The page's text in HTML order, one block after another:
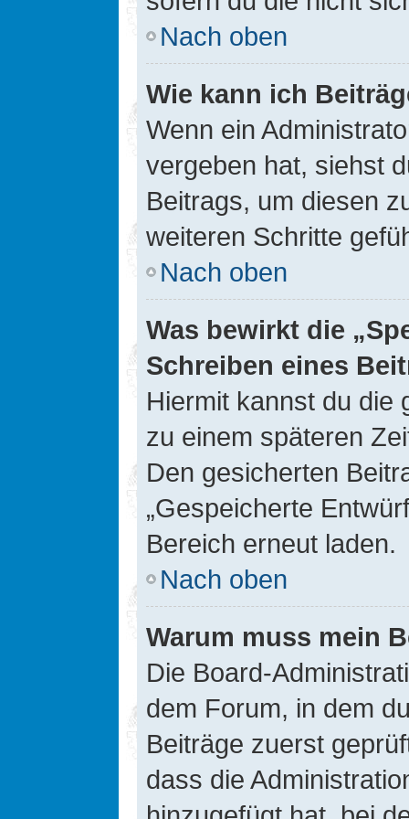
Nach oben
Wie kann ich
Wenn ein
vergeben hat, siehst
Beitrags, um diesen
weiteren Schritte
Nach oben
Was bewirkt die
Schreiben eines
Hiermit kannst du die
zu einem späteren
Den gesicherten
„Gespeicherte
Bereich erneut laden.
Nach oben
Warum muss mein
Die Board-
dem Forum, in dem
Beiträge zuerst
dass die